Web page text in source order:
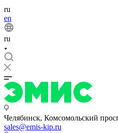
ru
en
ru
Челябинск, Комсомольский
sales@emis-kip.ru